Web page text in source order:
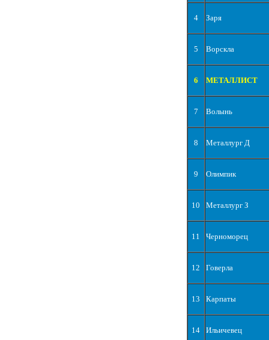
4 Заря
5 Ворскла
6 МЕТАЛЛИСТ
7 Волынь
8 Металлург Д
9 Олимпик
10 Металлург З
11 Черноморец
12 Говерла
13 Карпаты
14 Ильичевец